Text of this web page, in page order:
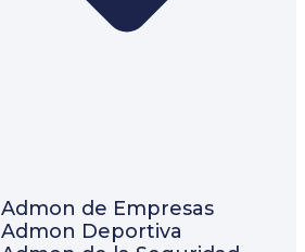
Admon de Empresas
Admon Deportiva